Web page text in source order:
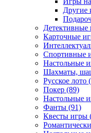
Другие
Детективные
Карточные
Спортивные
Настольные
Шахматы,
Русское лото
Покер (89)
Настольные
Фанты (91)
Квесты игры